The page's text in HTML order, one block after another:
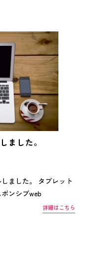
ました。
ました。 タブレット
ンシブweb
詳細はこちら